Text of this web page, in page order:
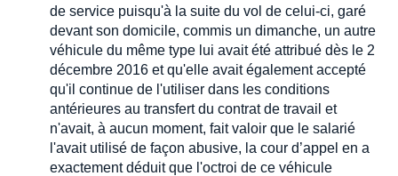
de service puisqu'à la suite du vol de celui-ci, garé
devant son domicile, commis un dimanche, un autre
véhicule du même type lui avait été attribué dès le 2
décembre 2016 et qu'elle avait également accepté
qu'il continue de l'utiliser dans les conditions
antérieures au transfert du contrat de travail et
n'avait, à aucun moment, fait valoir que le salarié
l'avait utilisé de façon abusive, la cour d’appel en a
exactement déduit que l'octroi de ce véhicule